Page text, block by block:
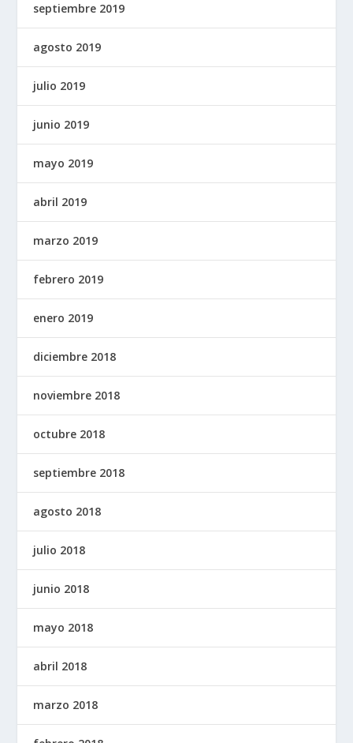
septiembre 2019
agosto 2019
julio 2019
junio 2019
mayo 2019
abril 2019
marzo 2019
febrero 2019
enero 2019
diciembre 2018
noviembre 2018
octubre 2018
septiembre 2018
agosto 2018
julio 2018
junio 2018
mayo 2018
abril 2018
marzo 2018